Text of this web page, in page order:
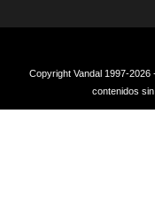
Copyright Vandal 1997-
contenidos